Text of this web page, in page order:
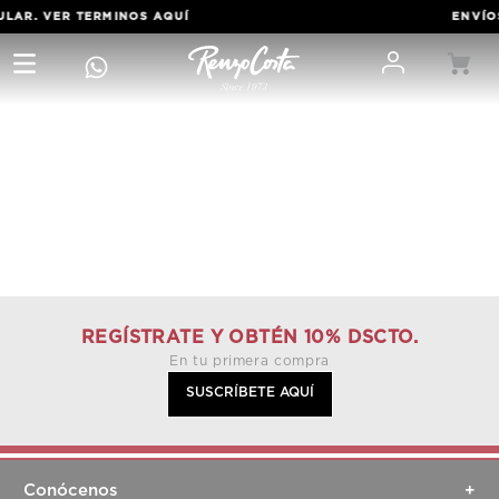
VER TERMINOSAQUÍ
REGÍSTRATE Y OBTÉN 10% DSCTO.
En tu primera compra
SUSCRÍBETE AQUÍ
Conócenos +